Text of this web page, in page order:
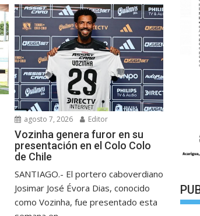
agosto 7, 2026 Editor
Vozinha genera furor en su
presentación en el Colo Colo
de Chile
SANTIAGO.- El portero caboverdiano
Josimar José Évora Dias, conocido
como Vozinha, fue presentado esta